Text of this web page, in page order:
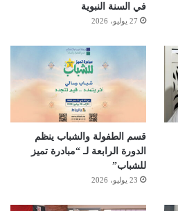
في السنة النبوية
27 يوليو، 2026
قسم الطفولة والشباب ينظم
الدورة الرابعة لـ “مبادرة تميز
للشباب”
23 يوليو، 2026